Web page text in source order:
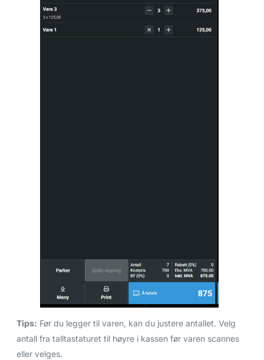
Tips: Før du legger til varen, kan du justere antallet. Velg
antall fra talltastaturet til høyre i kassen før varen scannes
eller velges.